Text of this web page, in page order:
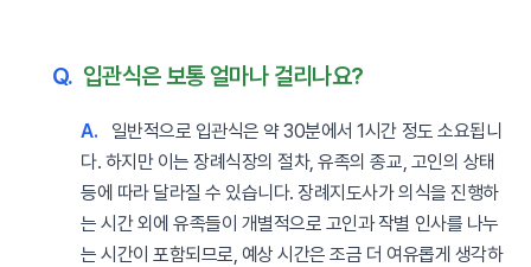
Q. 입관식은 보통 얼마나 걸리나요?
A.
일반적으로 입관식은 약 30분에서 1시간 정도 소요됩니
다. 하지만 이는 장례식장의 절차, 유족의 종교, 고인의 상태
등에 따라 달라질 수 있습니다. 장례지도사가 의식을 진행하
는 시간 외에 유족들이 개별적으로 고인과 작별 인사를 나누
는 시간이 포함되므로, 예상 시간은 조금 더 여유롭게 생각하